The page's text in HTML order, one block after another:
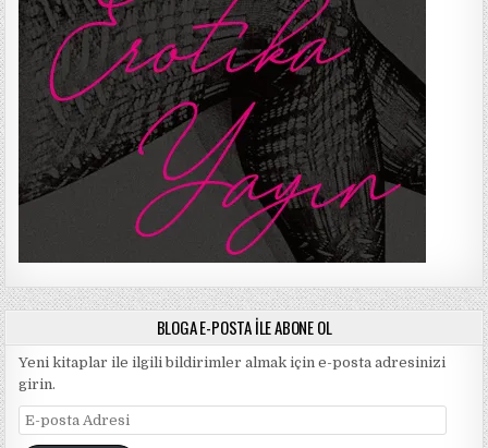
BLOGA E-POSTA ILE ABONE OL
Yeni kitaplar ile ilgili bildirimler almak için e-posta adresinizi
girin.
E-
posta